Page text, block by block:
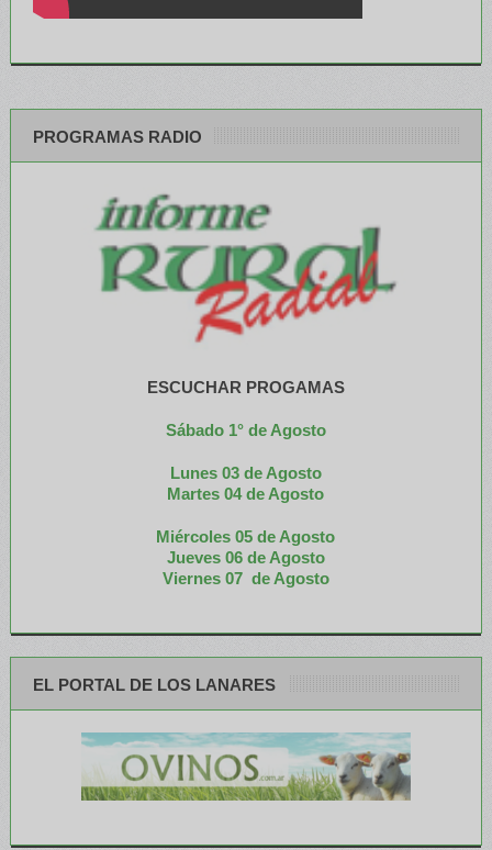
PROGRAMAS RADIO
ESCUCHAR PROGAMAS
Sábado 1° de Agosto
Lunes 03 de Agosto
Martes 04 de Agosto
Miércoles 05 de Agosto
Jueves 06 de Agosto
Viernes 07 de Agosto
EL PORTAL DE LOS LANARES